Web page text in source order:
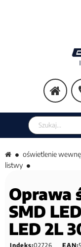
Szukaj w sklepie
oświetlenie
listwy
Oprawa
SMD
LED 2L
Indeks:02726 EAN: